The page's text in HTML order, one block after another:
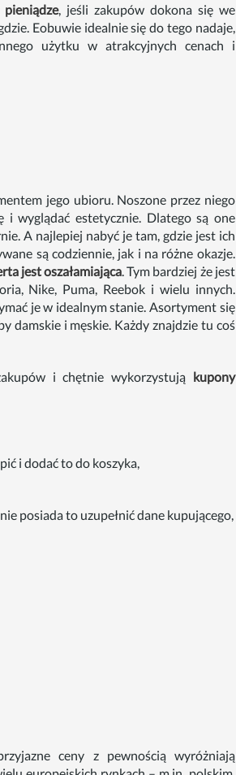
pieniądze, jeśli zakupów dokona się we
Eobuwie idealnie się do tego nadaje,
użytku w atrakcyjnych cenach i
jego ubioru. Noszone przez niego
i wyglądać estetycznie. Dlatego są one
A najlepiej nabyć je tam, gdzie jest ich
są codziennie, jak i na różne okazje.
jest oszałamiająca . Tym bardziej że jest
Nike, Puma, Reebok i wielu innych.
je w idealnym stanie. Asortyment się
damskie i męskie. Każdy znajdzie tu coś
i chętnie wykorzystują kupony
i dodać to do koszyka,
posiada to uzupełnić dane kupującego,
ceny z pewnością wyróżniają